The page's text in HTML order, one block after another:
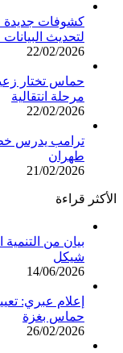
كشوفات جديدة
لتحديث
22/02/2026
حماس تختار
مرحلة انتقالية
22/02/2026
ترامب يدرس خطة
طهران
21/02/2026
الأكثر قراءة
شيكل
14/06/2026
إعلام عبري:
حماس بغزة
26/02/2026